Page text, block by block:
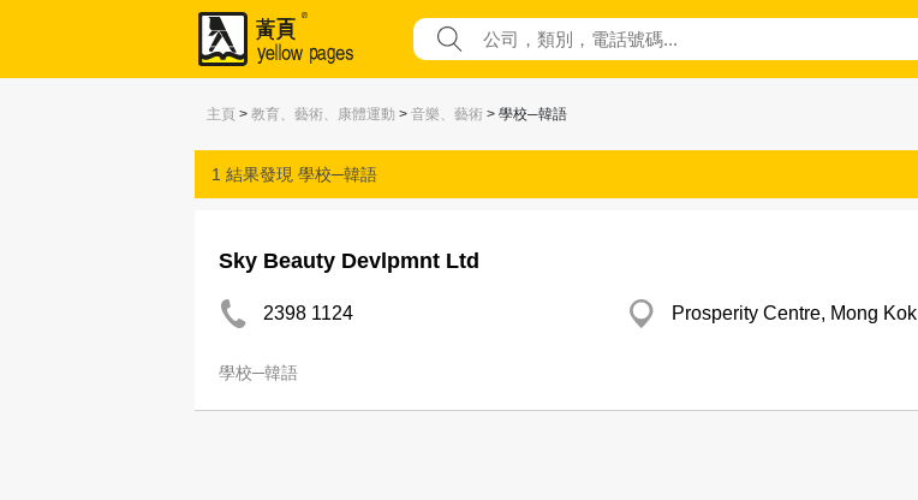
主頁 > 教育、藝術、康體運動 > 音樂、藝術 > 學校─韓語
1 結果發現 學校─韓語
Sky Beauty Devlpmnt Ltd
2398 1124 Prosperity Centre, Mong Kok
學校─韓語